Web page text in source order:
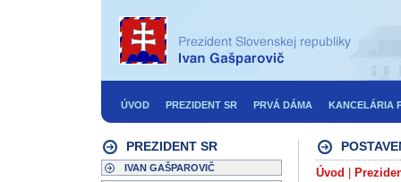
ÚVOD PREZIDENT SR PRVÁ DÁMA KANCELÁRIA
PREZIDENT SR
IVAN GAŠPAROVIČ
Úvod